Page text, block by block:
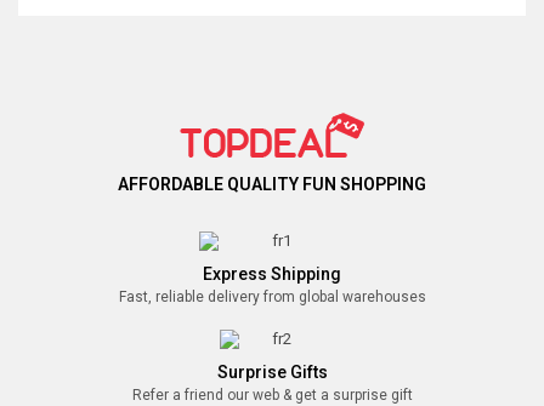
AFFORDABLE QUALITY FUN SHOPPING
Express Shipping
Fast, reliable delivery from global warehouses
Surprise Gifts
Refer a friend our web & get a surprise gift